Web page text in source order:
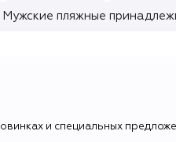
Мужские пляжные
и специальных